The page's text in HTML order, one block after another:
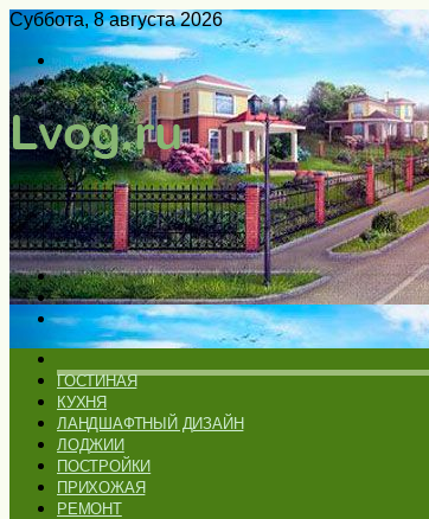
Суббота, 8 августа 2026
Войти
Switch
skin
Меню
Искать
Switch
skin
ГОСТИНАЯ
КУХНЯ
ЛАНДШАФТНЫЙ ДИЗАЙН
ЛОДЖИИ
ПОСТРОЙКИ
ПРИХОЖАЯ
РЕМОНТ